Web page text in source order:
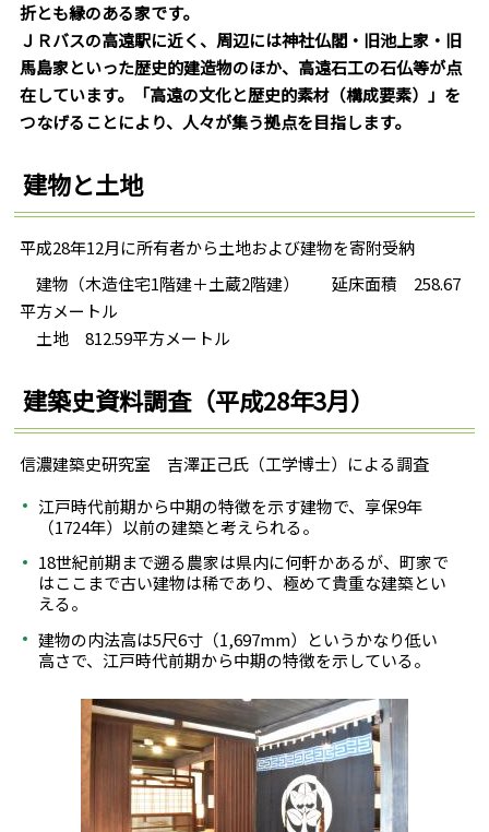
折とも縁のある家です。
ＪＲバスの高遠駅に近く、周辺には神社仏閣・旧池上家・旧
馬島家といった歴史的建造物のほか、高遠石工の石仏等が点
在しています。「高遠の文化と歴史的素材（構成要素）」を
つなげることにより、人々が集う拠点を目指します。
建物と土地
平成28年12月に所有者から土地および建物を寄附受納
建物（木造住宅1階建＋土蔵2階建） 延床面積 258.67
平方メートル
土地 812.59平方メートル
建築史資料調査（平成28年3月）
信濃建築史研究室 吉澤正己氏（工学博士）による調査
江戸時代前期から中期の特徴を示す建物で、享保9年
（1724年）以前の建築と考えられる。
18世紀前期まで遡る農家は県内に何軒かあるが、町家で
はここまで古い建物は稀であり、極めて貴重な建築とい
える。
建物の内法高は5尺6寸（1,697mm）というかなり低い
高さで、江戸時代前期から中期の特徴を示している。